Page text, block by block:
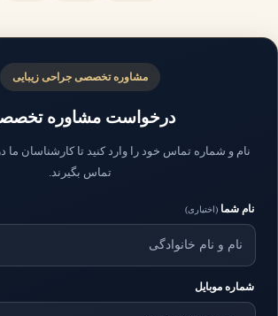
مشاوره تخصصی جراحی زیبایی
درخواست مشاوره
نام و شماره تماس خود را وارد کنید تا کارشناسان
تماس بگیرند.
نام شما (اختیاری)
شماره موبایل